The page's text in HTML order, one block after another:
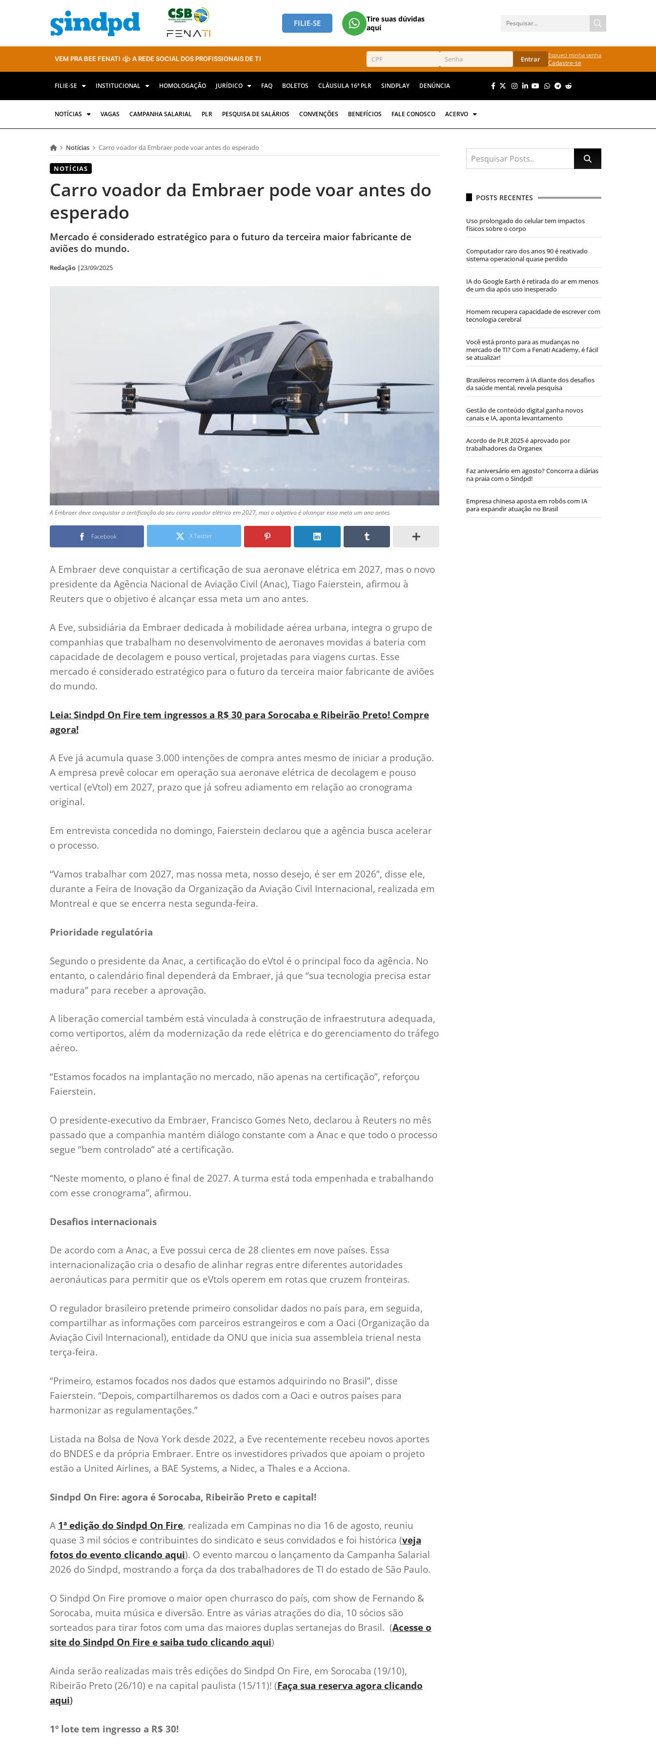
FILIE-SE
Tire suas dúvidas
aqui
VEM PRA BEE FENATI A REDE SOCIAL DOS PROFISSIONAIS DE TI Entrar Esqueci minha senha
Cadastre-se
FILIE-SE INSTITUCIONAL HOMOLOGAÇÃO JURÍDICO FAQ BOLETOS CLÁUSULA 16ª PLR SINDPLAY DENÚNCIA
NOTÍCIAS VAGAS CAMPANHA SALARIAL PLR PESQUISA DE SALÁRIOS CONVENÇÕES BENEFÍCIOS FALE CONOSCO ACERVO
Notícias Carro voador da Embraer pode voar antes do esperado
NOTÍCIAS
Carro voador da Embraer pode voar antes do
esperado
Mercado é considerado estratégico para o futuro da terceira maior fabricante de
aviões do mundo.
Redação |23/09/2025
A Embraer deve conquistar a certificação do seu carro voador elétrico em 2027, mas o objetivo é alcançar essa meta um ano antes.
Facebook X Twitter
A Embraer deve conquistar a certificação de sua aeronave elétrica em 2027, mas o novo
presidente da Agência Nacional de Aviação Civil (Anac), Tiago Faierstein, afirmou à
Reuters que o objetivo é alcançar essa meta um ano antes.
A Eve, subsidiária da Embraer dedicada à mobilidade aérea urbana, integra o grupo de
companhias que trabalham no desenvolvimento de aeronaves movidas a bateria com
capacidade de decolagem e pouso vertical, projetadas para viagens curtas. Esse
mercado é considerado estratégico para o futuro da terceira maior fabricante de aviões
do mundo.
Leia: Sindpd On Fire tem ingressos a R$ 30 para Sorocaba e Ribeirão Preto! Compre
agora!
A Eve já acumula quase 3.000 intenções de compra antes mesmo de iniciar a produção.
A empresa prevê colocar em operação sua aeronave elétrica de decolagem e pouso
vertical (eVtol) em 2027, prazo que já sofreu adiamento em relação ao cronograma
original.
Em entrevista concedida no domingo, Faierstein declarou que a agência busca acelerar
o processo.
“Vamos trabalhar com 2027, mas nossa meta, nosso desejo, é ser em 2026”, disse ele,
durante a Feira de Inovação da Organização da Aviação Civil Internacional, realizada em
Montreal e que se encerra nesta segunda-feira.
Prioridade regulatória
Segundo o presidente da Anac, a certificação do eVtol é o principal foco da agência. No
entanto, o calendário final dependerá da Embraer, já que “sua tecnologia precisa estar
madura” para receber a aprovação.
A liberação comercial também está vinculada à construção de infraestrutura adequada,
como vertiportos, além da modernização da rede elétrica e do gerenciamento do tráfego
aéreo.
“Estamos focados na implantação no mercado, não apenas na certificação”, reforçou
Faierstein.
O presidente-executivo da Embraer, Francisco Gomes Neto, declarou à Reuters no mês
passado que a companhia mantém diálogo constante com a Anac e que todo o processo
segue “bem controlado” até a certificação.
“Neste momento, o plano é final de 2027. A turma está toda empenhada e trabalhando
com esse cronograma”, afirmou.
Desafios internacionais
De acordo com a Anac, a Eve possui cerca de 28 clientes em nove países. Essa
internacionalização cria o desafio de alinhar regras entre diferentes autoridades
aeronáuticas para permitir que os eVtols operem em rotas que cruzem fronteiras.
O regulador brasileiro pretende primeiro consolidar dados no país para, em seguida,
compartilhar as informações com parceiros estrangeiros e com a Oaci (Organização da
Aviação Civil Internacional), entidade da ONU que inicia sua assembleia trienal nesta
terça-feira.
“Primeiro, estamos focados nos dados que estamos adquirindo no Brasil”, disse
Faierstein. “Depois, compartilharemos os dados com a Oaci e outros países para
harmonizar as regulamentações.”
Listada na Bolsa de Nova York desde 2022, a Eve recentemente recebeu novos aportes
do BNDES e da própria Embraer. Entre os investidores privados que apoiam o projeto
estão a United Airlines, a BAE Systems, a Nidec, a Thales e a Acciona.
Sindpd On Fire: agora é Sorocaba, Ribeirão Preto e capital!
A 1ª edição do Sindpd On Fire, realizada em Campinas no dia 16 de agosto, reuniu
quase 3 mil sócios e contribuintes do sindicato e seus convidados e foi histórica (veja
fotos do evento clicando aqui). O evento marcou o lançamento da Campanha Salarial
2026 do Sindpd, mostrando a força da dos trabalhadores de TI do estado de São Paulo.
O Sindpd On Fire promove o maior open churrasco do país, com show de Fernando &
Sorocaba, muita música e diversão. Entre as várias atrações do dia, 10 sócios são
sorteados para tirar fotos com uma das maiores duplas sertanejas do Brasil. (Acesse o
site do Sindpd On Fire e saiba tudo clicando aqui)
Ainda serão realizadas mais três edições do Sindpd On Fire, em Sorocaba (19/10),
Ribeirão Preto (26/10) e na capital paulista (15/11)! (Faça sua reserva agora clicando
aqui)
1º lote tem ingresso a R$ 30!
POSTS RECENTES
Uso prolongado do celular tem impactos
físicos sobre o corpo
Computador raro dos anos 90 é reativado
sistema operacional quase perdido
IA do Google Earth é retirada do ar em menos
de um dia após uso inesperado
Homem recupera capacidade de escrever com
tecnologia cerebral
Você está pronto para as mudanças no
mercado de TI? Com a Fenati Academy, é fácil
se atualizar!
Brasileiros recorrem à IA diante dos desafios
da saúde mental, revela pesquisa
Gestão de conteúdo digital ganha novos
canais e IA, aponta levantamento
Acordo de PLR 2025 é aprovado por
trabalhadores da Organex
Faz aniversário em agosto? Concorra a diárias
na praia com o Sindpd!
Empresa chinesa aposta em robôs com IA
para expandir atuação no Brasil